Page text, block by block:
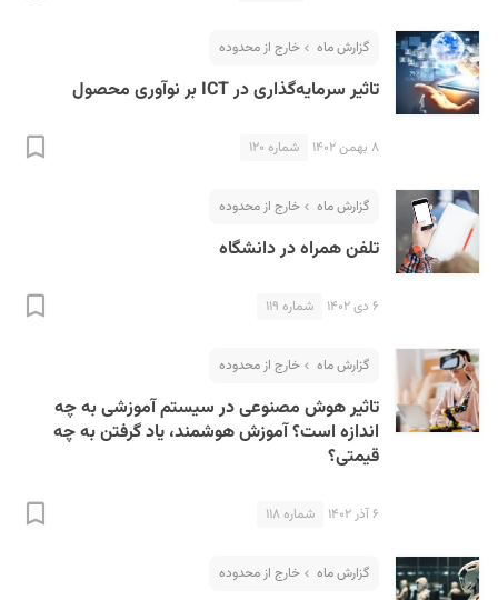
گزارش ماه خارج از محدوده
تاثیر سرمایه‌گذاری در ICT بر نوآوری محصول
۸ بهمن ۱۴۰۲ شماره ۱۲۰
گزارش ماه خارج از محدوده
تلفن همراه در دانشگاه
۶ دی ۱۴۰۲ شماره ۱۱۹
گزارش ماه خارج از محدوده
تاثیر هوش مصنوعی در سیستم آموزشی به چه
اندازه است؟ آموزش هوشمند، یاد گرفتن به چه
قیمتی؟
۶ آذر ۱۴۰۲ شماره ۱۱۸
گزارش ماه خارج از محدوده